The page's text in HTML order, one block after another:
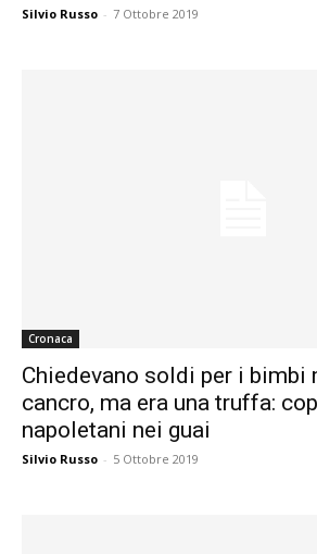
Silvio Russo - 7 Ottobre 2019
Cronaca
Chiedevano soldi per i bimbi
cancro, ma era una truffa:
napoletani nei guai
Silvio Russo - 5 Ottobre 2019